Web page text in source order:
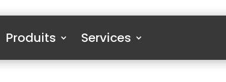
Produits Services